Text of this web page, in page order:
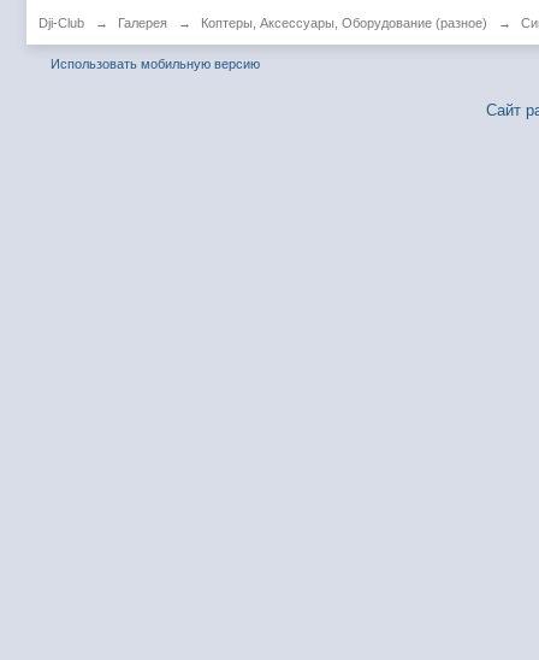
Dji-Club → Галерея → Коптеры, Аксессуары, Оборудование (разное) →
Использовать мобильную версию
Сайт